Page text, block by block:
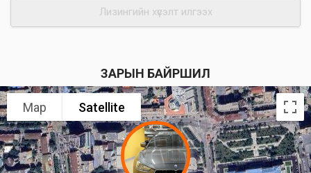
Лизингийн хүсэлт илгээх
ЗАРЫН БАЙРШИЛ
Map Satellite